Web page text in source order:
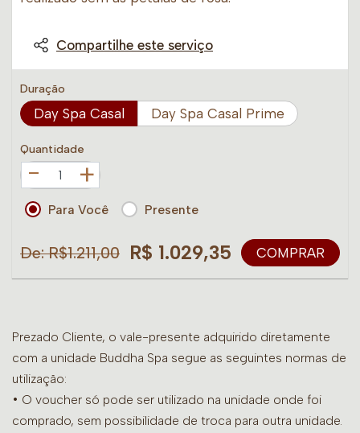
Compartilhe este serviço
Duração
Day Spa Casal Day Spa Casal Prime
Quantidade
+
Para Você Presente
De: R$1.211,00 R$ 1.029,35 COMPRAR
Prezado Cliente, o vale-presente adquirido diretamente
com a unidade Buddha Spa segue as seguintes normas de
utilização:
• O voucher só pode ser utilizado na unidade onde foi
comprado, sem possibilidade de troca para outra unidade.